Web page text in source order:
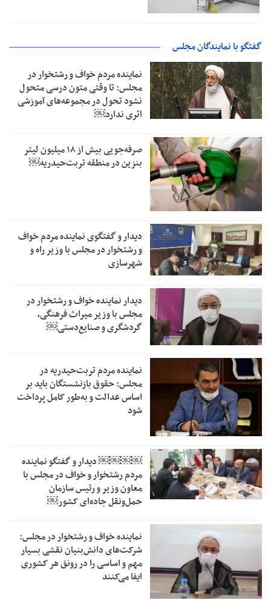
گفتگو با نمایندگان مجلس
نماینده مردم خواف و رشتخوار در
مجلس: تا وقتی متون درسی متحول
نشود تحول در مجموعه‌های آموزشی
اثری ندارد￼
صرفه‌جویی بیش از ۱۸ میلیون لیتر
بنزین در منطقه تربت‌حیدریه￼
دیدار و گفتگوی نماینده مردم خواف
و رشتخوار در مجلس با وزیر راه و
شهرسازی
دیدار نماینده خواف و رشتخوار در
مجلس با وزیر میراث فرهنگی،
گردشگری و صنایع‌دستی￼
نماینده مردم تربت‌حیدریه در
مجلس: حقوق بازنشستگان باید بر
اساس عدالت و به‌طور کامل پرداخت
شود
￼￼￼￼‏ دیدار و گفتگو نماینده
مردم رشتخوار و خواف در مجلس با
معاون وزیر و رئیس سازمان
حمل‌ونقل جاده‌ای کشور￼
نماینده خواف و رشتخوار در مجلس:
شرکت‌های دانش‌بنیان نقشی بسیار
مهم و اساسی را در رونق هر کشوری
ایفا می‌کنند